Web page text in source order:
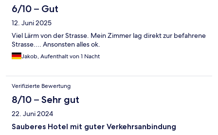
6/10 – Gut
12. Juni 2025
Viel Lärm von der Strasse. Mein Zimmer lag direkt zur befahrene
Strasse.... Ansonsten alles ok.
Jakob, Aufenthalt von 1 Nacht
Verifizierte Bewertung
8/10 – Sehr gut
22. Juni 2024
Sauberes Hotel mit guter Verkehrsanbindung